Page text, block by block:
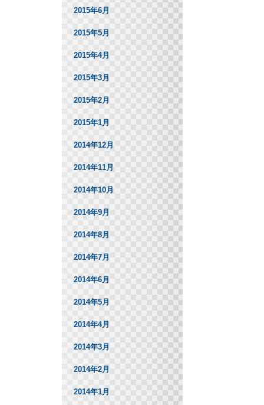
2015年6月
2015年5月
2015年4月
2015年3月
2015年2月
2015年1月
2014年12月
2014年11月
2014年10月
2014年9月
2014年8月
2014年7月
2014年6月
2014年5月
2014年4月
2014年3月
2014年2月
2014年1月